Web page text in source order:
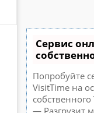
Сервис
Попробуйте
VisitTime на
— Разгрузит